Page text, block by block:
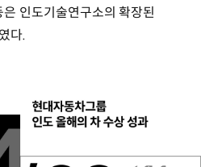
인도기술연구소의 확장된
다.